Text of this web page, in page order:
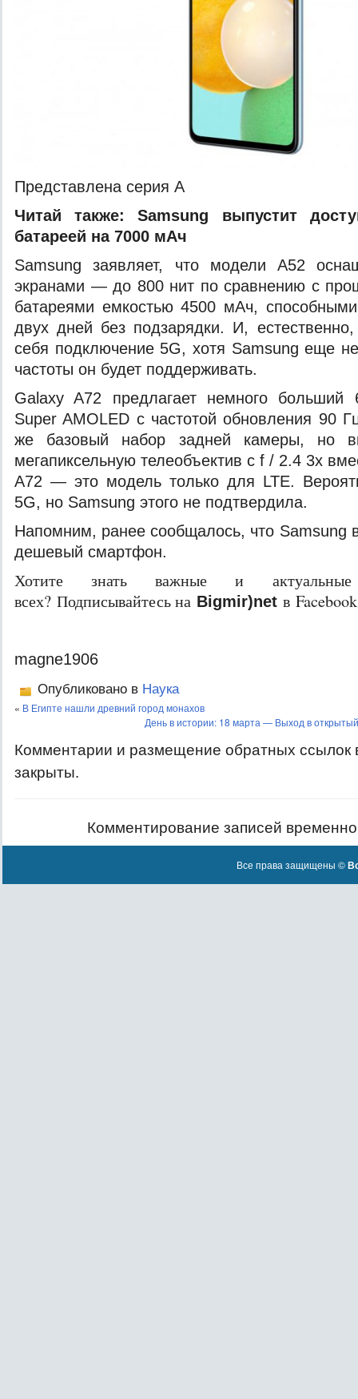
Представлена серия A
Читай также:Samsung выпустит
батареей на 7000 мАч
Samsung заявляет, что модели A52
экранами — до 800 нит по сравнению с
батареями емкостью 4500 мАч,
двух дней без подзарядки. И,
себя подключение 5G, хотя Samsung еще
частоты он будет поддерживать.
Galaxy A72 предлагает немного больший
Super AMOLED с частотой обновления 90
же базовый набор задней камеры, но
мегапиксельную телеобъектив с f / 2.4 3x
A72 — это модель только для LTE.
5G, но Samsung этого не подтвердила.
Напомним, ранее сообщалось, что Samsung
дешевый смартфон.
Хотите знать важные и
всех? Подписывайтесь на Bigmir)net в
magne1906
Опубликовано в Наука
« В Египте нашли древний город монахов
День в истории: 18 марта — Выход в
Комментарии и размещение обратных ссылок
закрыты.
Комментирование записей
Все права защищены ©